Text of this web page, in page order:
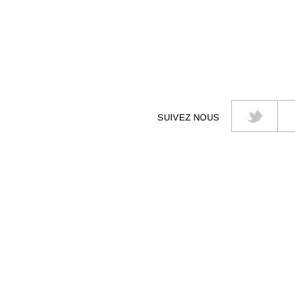
SUIVEZ NOUS